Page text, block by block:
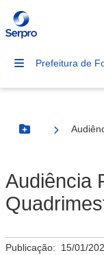
Prefeitura de
Botão Menu
Audiência
Publicação: 15/01/